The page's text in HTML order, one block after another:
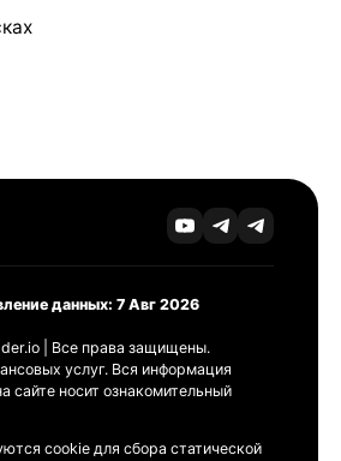
данных: 7 Авг 2026
| Все права защищены.
услуг. Вся информация
сайте носит ознакомительный
cookie для сбора статической